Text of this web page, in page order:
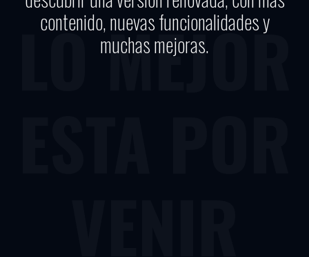
contenido, nuevas funcionalidades y
muchas mejoras.
LO MEJOR